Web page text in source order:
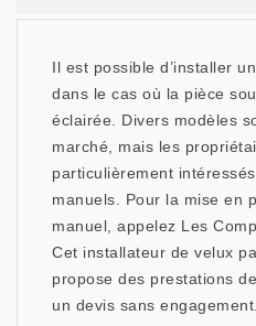
Il est possible d’installer
dans le cas où la pièce
éclairée. Divers modèles
marché, mais les
particulièrement
manuels. Pour la mise en
manuel, appelez Les
Cet installateur de velux
propose des prestations
un devis sans engagement.